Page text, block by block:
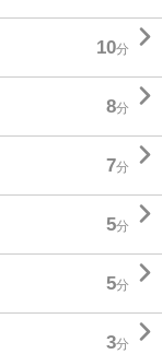
10分 
8分 
7分 
5分 
5分 
3分 